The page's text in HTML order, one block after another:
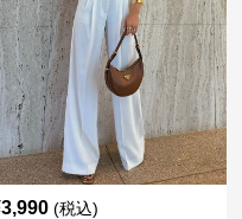
3,990 (税込)